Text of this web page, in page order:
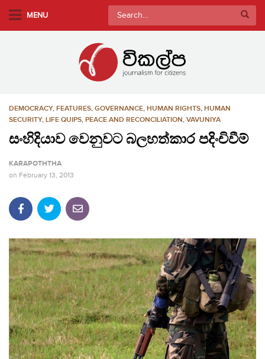
MENU
Search
for:
DEMOCRACY, FEATURES, GOVERNANCE, HUMAN RIGHTS, HUMAN
SECURITY, LIFE QUIPS, PEACE AND RECONCILIATION, VAVUNIYA
සංහිදියාව වෙනුවට බලහත්කාර පදිංචිවීම්
KARAPOTHTHA
on February 13, 2013